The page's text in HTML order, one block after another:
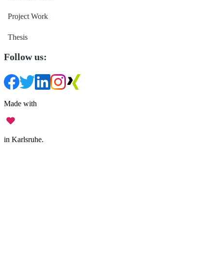
Project Work
Thesis
Follow us:
Made with
in Karlsruhe.